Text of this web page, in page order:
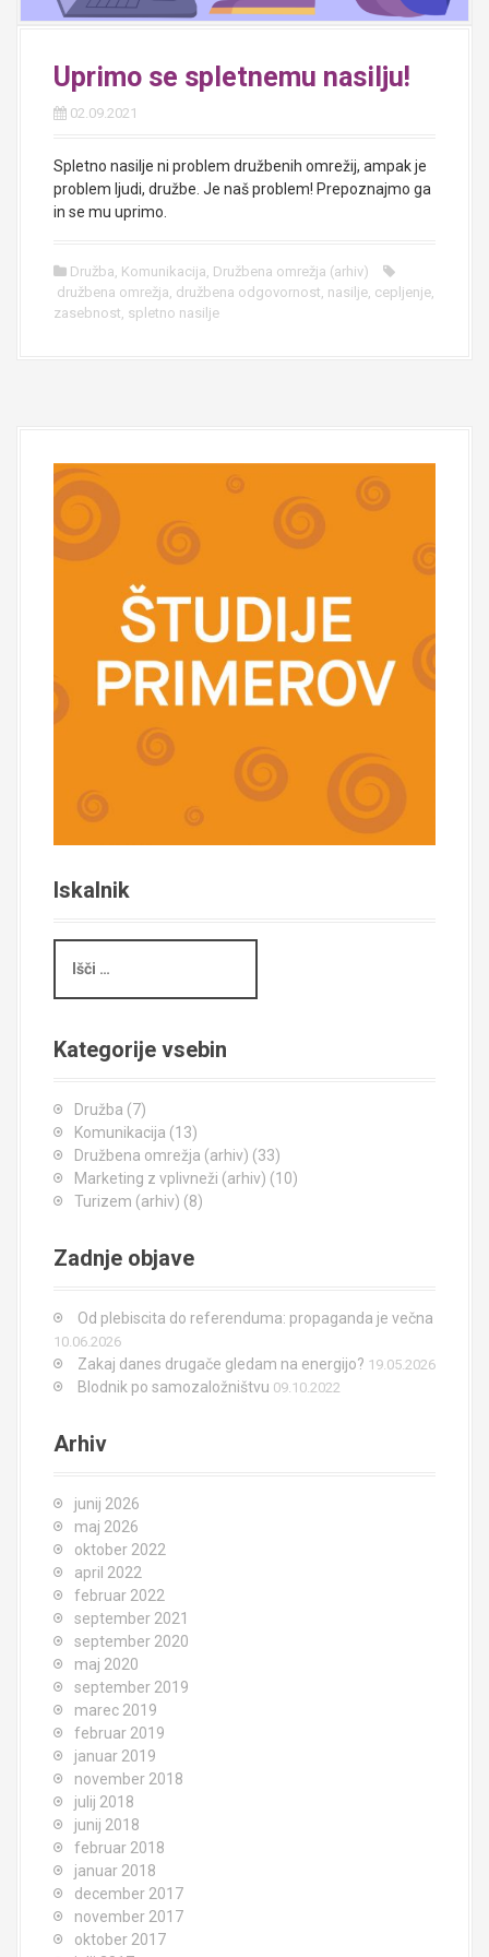
Uprimo se spletnemu nasilju!
02.09.2021
Spletno nasilje ni problem družbenih omrežij, ampak je
problem ljudi, družbe. Je naš problem! Prepoznajmo ga
in se mu uprimo.
Družba Komunikacija Družbena omrežja (arhiv)
družbena omrežja družbena odgovornost nasilje cepljenje
zasebnost spletno nasilje
Iskalnik
č
Kategorije vsebin
Družba (7)
Komunikacija (13)
Družbena omrežja (arhiv) (33)
Marketing z vplivneži (arhiv) (10)
Turizem (arhiv) (8)
Zadnje objave
Od plebiscita do referenduma: propaganda je večna
10.06.2026
Zakaj danes drugače gledam na energijo? 19.05.2026
Blodnik po samozaložništvu 09.10.2022
Arhiv
junij 2026
maj 2026
oktober 2022
april 2022
februar 2022
september 2021
september 2020
maj 2020
september 2019
marec 2019
februar 2019
januar 2019
november 2018
julij 2018
junij 2018
februar 2018
januar 2018
december 2017
november 2017
oktober 2017